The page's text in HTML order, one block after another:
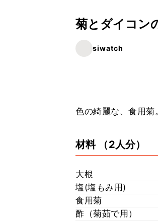
菊とダイコン
siwatch
色の綺麗な、食用菊
材料 （2人分）
大根
塩(塩もみ用)
食用菊
酢（菊茹で用）